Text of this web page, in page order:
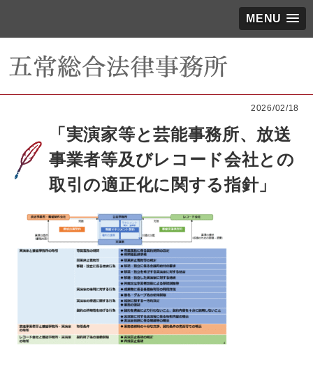
MENU
2026/02/18
「実演家等と芸能事務所、放送
事業者等及びレコード会社との
取引の適正化に関する指針」